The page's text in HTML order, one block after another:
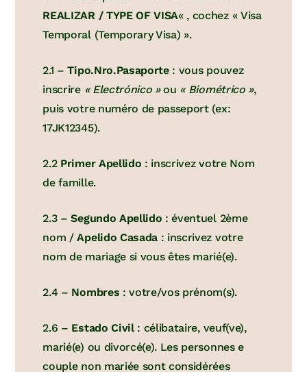
REALIZAR / TYPE OF VISA« , cochez « Visa
Temporal (Temporary Visa) ».
2.1 –Tipo.Nro.Pasaporte: vous pouvez
inscrire « Electrónico »ou « Biométrico »,
puis votre numéro de passeport (ex:
17JK12345).
2.2 Primer Apellido : inscrivez votre Nom
de famille.
2.3 –Segundo Apellido : éventuel 2ème
nom /Apelido Casada : inscrivez votre
nom de mariage si vous êtes marié(e).
2.4 – Nombres : votre/vos prénom(s).
2.6 – Estado Civil: célibataire, veuf(ve),
marié(e) ou divorcé(e). Les personnes e
couple non mariée sont considérées